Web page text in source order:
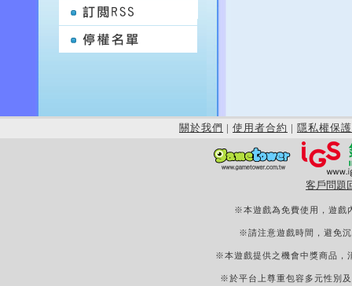
關於我們 | 使用者合約 | 隱私權保護
客戶問題
※本遊戲為免費使用，遊戲
※請注意遊戲時間，避免
※本遊戲提供之機會中獎商品，
※於平台上尊重包容多元性別